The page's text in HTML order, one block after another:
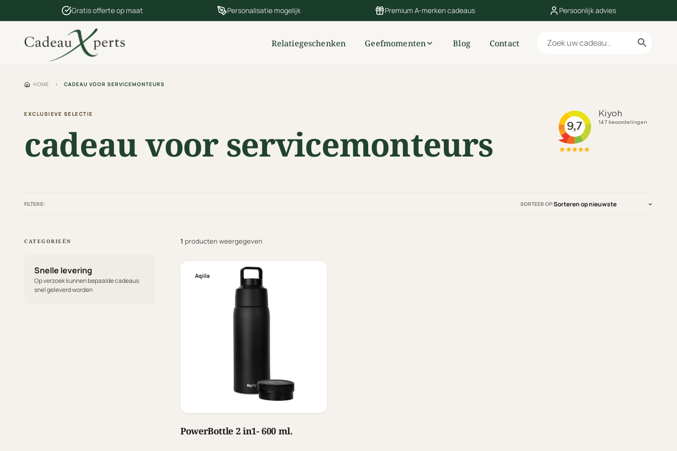
Gratis offerte op maat Personalisatie mogelijk Premium A-merken cadeaus Persoonlijk advies
Relatiegeschenken Geefmomenten Blog Contact
HOME › CADEAU VOOR SERVICEMONTEURS
EXCLUSIEVE SELECTIE
cadeau voor servicemonteurs
FILTERS: SORTEER OP:
CATEGORIEËN
Snelle levering
Op verzoek kunnen bepaalde cadeaus
snel geleverd worden
1 producten weergegeven
Aqiila
PowerBottle 2 in1- 600 ml.